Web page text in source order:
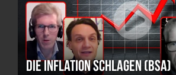
Die Inflation schlagen (BSA)